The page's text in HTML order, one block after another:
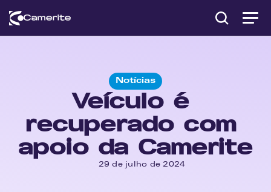
Notícias
Veículo é
recuperado com
apoio da Camerite
29 de julho de 2024